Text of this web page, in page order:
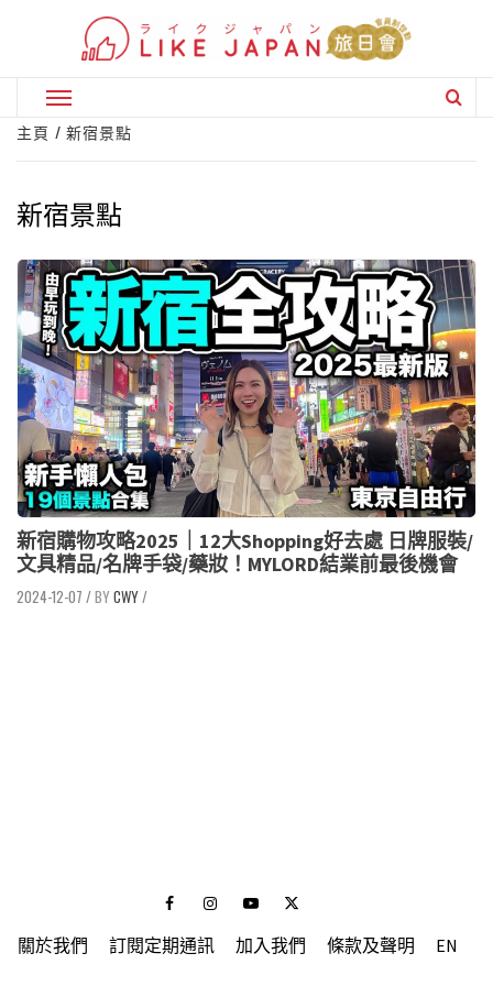
Primary
Menu
主頁 新宿景點
新宿景點
新宿購物攻略2025｜12大Shopping好去處 日牌服裝/
文具精品/名牌手袋/藥妝！MYLORD結業前最後機會
2024-12-07 / CWY/
FacebookInstagramYoutubeTwitter
關於我們 訂閱定期通訊 加入我們 條款及聲明 EN